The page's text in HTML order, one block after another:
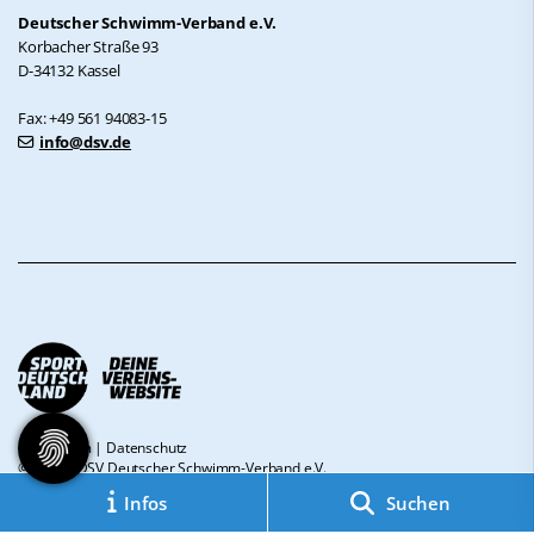
Infos Suchen
Deutscher Schwimm-Verband e.V.
Korbacher Straße 93
D-34132 Kassel
Fax: +49 561 94083-15
info@dsv.de
Impressum| Datenschutz
© 2026 - DSV Deutscher Schwimm-Verband e.V.
Diese Website ist gefördert durch das Projekt
„Sportdeutschland – Deine